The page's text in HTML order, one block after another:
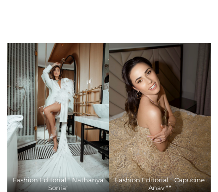
Fashion Editorial " Nathanya
Sonia"
Fashion Editorial " Capucine
Anav ""